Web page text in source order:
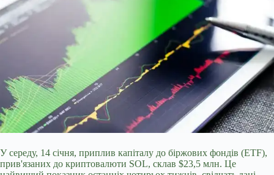
У середу, 14 січня, приплив капіталу до біржових фондів (ETF),
прив'язаних до криптовалюти SOL, склав $23,5 млн. Це